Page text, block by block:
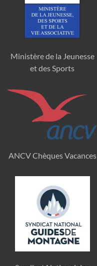
Ministère de la Jeunesse
et des Sports
ANCV Chèques Vacances